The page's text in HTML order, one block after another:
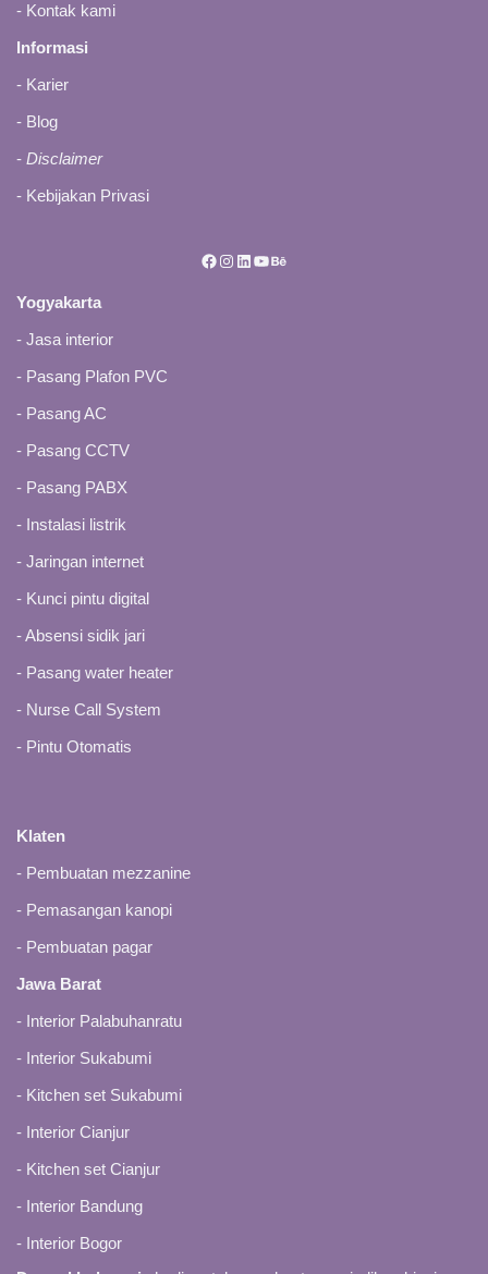
- Kontak kami
Informasi
- Karier
- Blog
- Disclaimer
- Kebijakan Privasi
Yogyakarta
- Jasa interior
- Pasang Plafon PVC
- Pasang AC
- Pasang CCTV
- Pasang PABX
- Instalasi listrik
- Jaringan internet
- Kunci pintu digital
-Absensi sidik jari
- Pasang water heater
- Nurse Call System
- Pintu Otomatis
Klaten
- Pembuatan mezzanine
- Pemasangan kanopi
- Pembuatan pagar
Jawa Barat
- Interior Palabuhanratu
- Interior Sukabumi
- Kitchen set Sukabumi
- Interior Cianjur
- Kitchen set Cianjur
- Interior Bandung
- Interior Bogor